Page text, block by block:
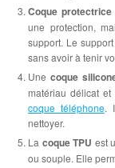
Coque protectrice
une protection,
support. Le
sans avoir à tenir
Une coque
matériau délicat et
coque téléphone.
nettoyer.
La coque TPU est
ou souple. Elle